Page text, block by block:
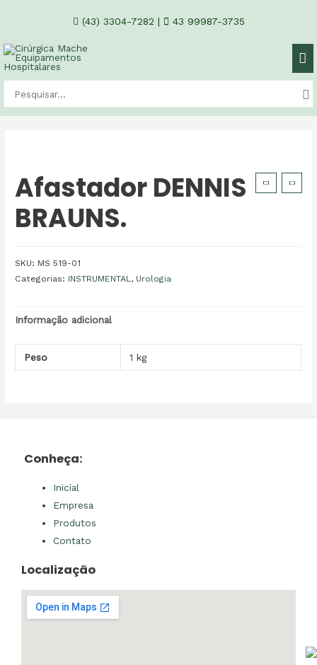
(43) 3304-7282 | 43 99987-3735
Afastador DENNIS
BRAUNS.
SKU: MS 519-01
Categorias: INSTRUMENTAL, Urologia
Informação adicional
Peso 1 kg
Conheça:
Inicial
Empresa
Produtos
Contato
Localização